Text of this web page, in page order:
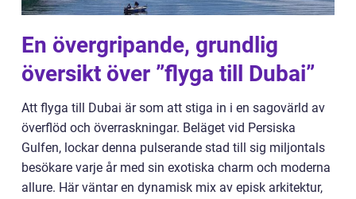
En övergripande, grundlig
översikt över ”flyga till Dubai”
Att flyga till Dubai är som att stiga in i en sagovärld av
överflöd och överraskningar. Beläget vid Persiska
Gulfen, lockar denna pulserande stad till sig miljontals
besökare varje år med sin exotiska charm och moderna
allure. Här väntar en dynamisk mix av episk arkitektur,